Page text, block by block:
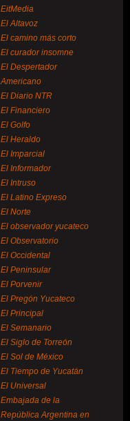
EitMedia
El Altavoz
El camino más corto
El curador insomne
El Despertador
Americano
El Diario NTR
El Financiero
El Golfo
El Heraldo
El Imparcial
El Informador
El Intruso
El Latino Expreso
El Norte
El observador yucateco
El Observatorio
El Occidental
El Peninsular
El Porvenir
El Pregón Yucateco
El Principal
El Semanario
El Siglo de Torreón
El Sol de México
El Tiempo de Yucatán
El Universal
Embajada de la
República Argentina en